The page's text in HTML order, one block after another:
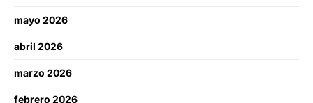
mayo 2026
abril 2026
marzo 2026
febrero 2026